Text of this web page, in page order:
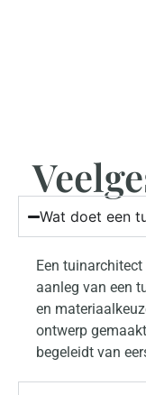
Wat doet een
Een
aanleg van een
en
ontwerp
begeleidt van